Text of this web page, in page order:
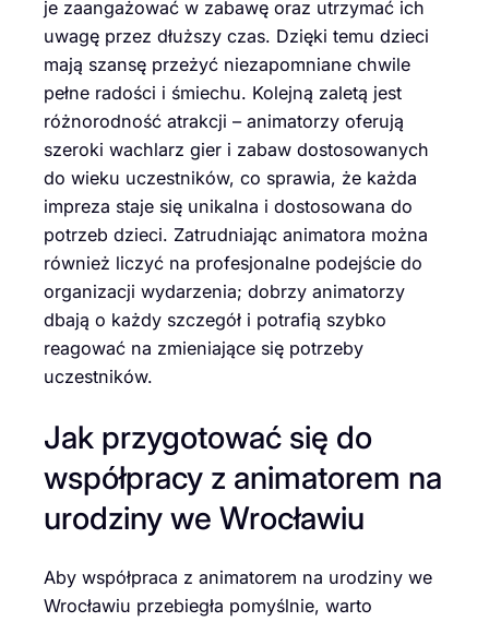
je zaangażować w zabawę oraz utrzymać ich
uwagę przez dłuższy czas. Dzięki temu dzieci
mają szansę przeżyć niezapomniane chwile
pełne radości i śmiechu. Kolejną zaletą jest
różnorodność atrakcji – animatorzy oferują
szeroki wachlarz gier i zabaw dostosowanych
do wieku uczestników, co sprawia, że każda
impreza staje się unikalna i dostosowana do
potrzeb dzieci. Zatrudniając animatora można
również liczyć na profesjonalne podejście do
organizacji wydarzenia; dobrzy animatorzy
dbają o każdy szczegół i potrafią szybko
reagować na zmieniające się potrzeby
uczestników.
Jak przygotować się do
współpracy z animatorem na
urodziny we Wrocławiu
Aby współpraca z animatorem na urodziny we
Wrocławiu przebiegła pomyślnie, warto